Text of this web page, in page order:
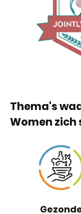
Thema's
Women